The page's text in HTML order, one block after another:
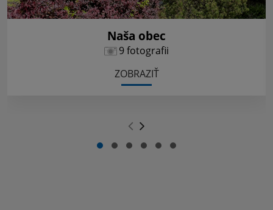
Naša obec
9 fotografii
ZOBRAZIŤ